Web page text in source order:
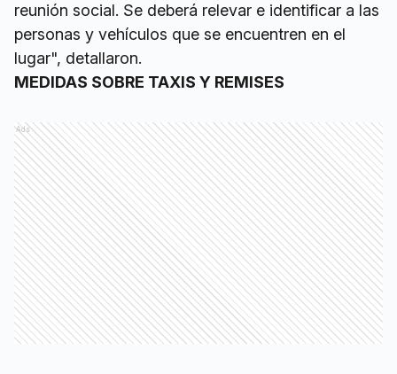
reunión social. Se deberá relevar e identificar a las
personas y vehículos que se encuentren en el
lugar", detallaron.
MEDIDAS SOBRE TAXIS Y REMISES
Ads